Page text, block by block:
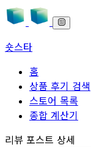
숏스타
홈
상품 후기 검색
스토어 목록
종합 계산기
본문으로 바로가기
리뷰 포스트 상세